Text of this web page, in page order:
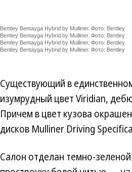
Bentley Bentayga Hybrid by Mulliner. Фото: Bentley
Bentley Bentayga Hybrid by Mulliner. Фото: Bentley
Bentley Bentayga Hybrid by Mulliner. Фото: Bentley
Bentley Bentayga Hybrid by Mulliner. Фото: Bentley
Существующий в
изумрудный цвет Viridian,
Причем в цвет кузова
дисков Mulliner Driving
Салон отделан темно-